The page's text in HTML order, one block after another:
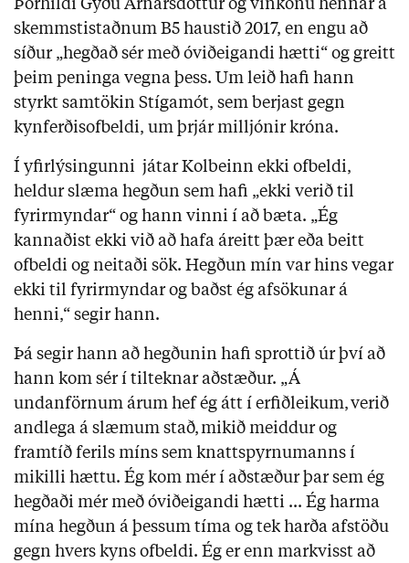
Þórhildi Gyðu Arnarsdóttur og vinkonu hennar á
skemmstistaðnum B5 haustið 2017, en engu að
síður „hegðað sér með óviðeigandi hætti“ og greitt
þeim peninga vegna þess. Um leið hafi hann
styrkt samtökin Stígamót, sem berjast gegn
kynferðisofbeldi, um þrjár milljónir króna.
Í yfirlýsingunni játar Kolbeinn ekki ofbeldi,
heldur slæma hegðun sem hafi „ekki verið til
fyrirmyndar“ og hann vinni í að bæta. „Ég
kannaðist ekki við að hafa áreitt þær eða beitt
ofbeldi og neitaði sök. Hegðun mín var hins vegar
ekki til fyrirmyndar og baðst ég afsökunar á
henni,“ segir hann.
Þá segir hann að hegðunin hafi sprottið úr því að
hann kom sér í tilteknar aðstæður. „Á
undanförnum árum hef ég átt í erfiðleikum, verið
andlega á slæmum stað, mikið meiddur og
framtíð ferils míns sem knattspyrnumanns í
mikilli hættu. Ég kom mér í aðstæður þar sem ég
hegðaði mér með óviðeigandi hætti ... Ég harma
mína hegðun á þessum tíma og tek harða afstöðu
gegn hvers kyns ofbeldi. Ég er enn markvisst að